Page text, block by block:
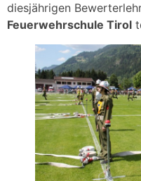
diesjährigen
Feuerwehrschule Tirol